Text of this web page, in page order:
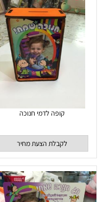
קופה לדמי חנוכה
לקבלת הצעת מחיר